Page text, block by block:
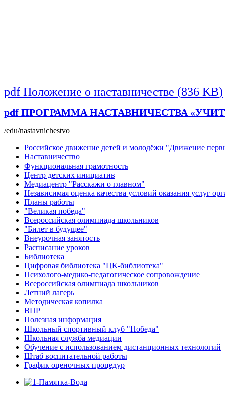
pdf Положение о наставничестве (836 KB)
pdf ПРОГРАММА НАСТАВНИЧЕСТВА
/edu/nastavnichestvo
Российское движение детей и молодёжи "Движение
Наставничество
Функциональная грамотность
Центр детских инициатив
Медиацентр "Расскажи о главном"
Независимая оценка качества условий оказания услуг
Планы работы
"Великая победа"
Всероссийская олимпиада школьников
"Билет в будущее"
Внеурочная занятость
Расписание уроков
Библиотека
Цифровая библиотека "ЦК-библиотека"
Психолого-медико-педагогическое сопровождение
Всероссийская олимпиада школьников
Летний лагерь
Методическая копилка
ВПР
Полезная информация
Школьный спортивный клуб "Победа"
Школьная служба медиации
Обучение с использованием дистанционных технологий
Штаб воспитательной работы
График оценочных процедур